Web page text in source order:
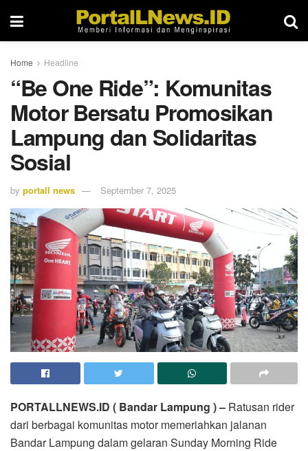
Home Headline
“Be One Ride”: Komunitas
Motor Bersatu Promosikan
Lampung dan Solidaritas
Sosial
by portall news September 7, 2025
PORTALLNEWS.ID ( Bandar Lampung ) – Ratusan rider
dari berbagai komunitas motor memeriahkan jalanan
Bandar Lampung dalam gelaran Sunday Morning Ride